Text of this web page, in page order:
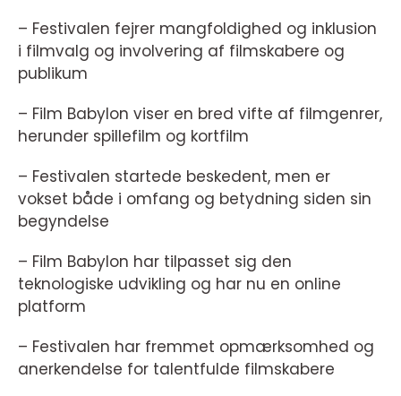
– Festivalen fejrer mangfoldighed og inklusion
i filmvalg og involvering af filmskabere og
publikum
– Film Babylon viser en bred vifte af filmgenrer,
herunder spillefilm og kortfilm
– Festivalen startede beskedent, men er
vokset både i omfang og betydning siden sin
begyndelse
– Film Babylon har tilpasset sig den
teknologiske udvikling og har nu en online
platform
– Festivalen har fremmet opmærksomhed og
anerkendelse for talentfulde filmskabere